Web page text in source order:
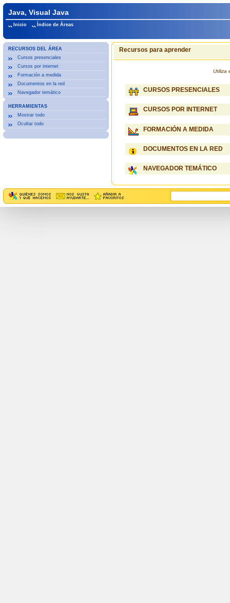
Java, Visual Java
Inicio Índice de Áreas
RECURSOS DEL ÁREA
Cursos presenciales
Cursos por internet
Formación a medida
Documentos en la red
Navegador temático
HERRAMIENTAS
Mostrar todo
Ocultar todo
Recursos para aprender
Utiliza
CURSOS PRESENCIALES
CURSOS POR INTERNET
FORMACIÓN A MEDIDA
DOCUMENTOS EN LA RED
NAVEGADOR TEMÁTICO